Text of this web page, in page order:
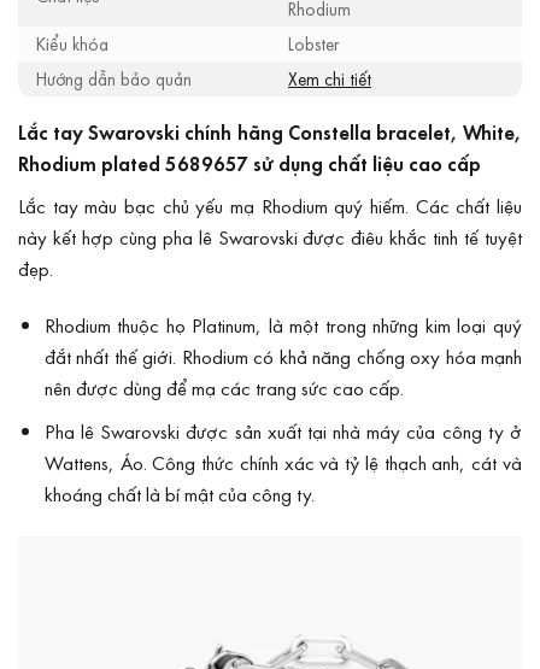
Rhodium
Kiểu khóa
Lobster
Hướng dẫn bảo quản
Xem chi tiết
Lắc tay Swarovski chính hãng Constella bracelet, White,
Rhodium plated 5689657 sử dụng chất liệu cao cấp
Lắc tay màu bạc chủ yếu mạ Rhodium quý hiếm. Các chất liệu
này kết hợp cùng pha lê Swarovski được điêu khắc tinh tế tuyệt
đẹp.
Rhodium thuộc họ Platinum, là một trong những kim loại quý
đắt nhất thế giới. Rhodium có khả năng chống oxy hóa mạnh
nên được dùng để mạ các trang sức cao cấp.
Pha lê Swarovski được sản xuất tại nhà máy của công ty ở
Wattens, Áo. Công thức chính xác và tỷ lệ thạch anh, cát và
khoáng chất là bí mật của công ty.